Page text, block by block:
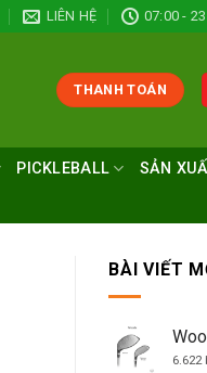
LIÊN HỆ 07:00 -
THANH TOÁN
PICKLEBALL SẢN
BÀI VIẾT
6.622